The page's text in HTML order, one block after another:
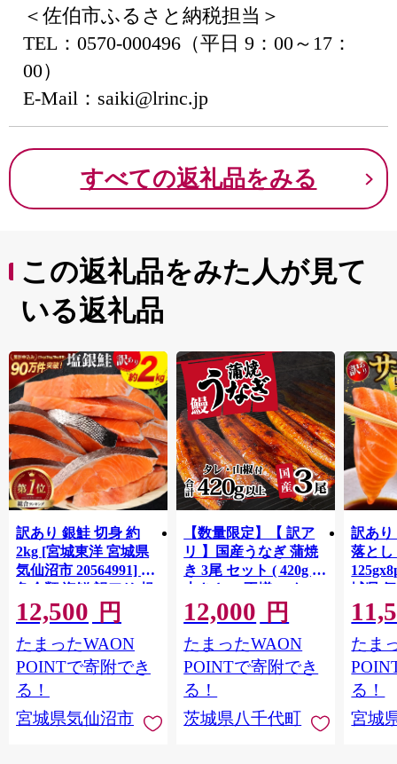
＜佐伯市ふるさと納税担当＞
TEL：0570-000496（平日 9：00～17：
00）
E-Mail：saiki@lrinc.jp
すべての返礼品をみる
この返礼品をみた人が見て
いる返礼品
訳あり 銀鮭 切身 約
2kg [宮城東洋 宮城県
気仙沼市 20564991] 鮭
魚介類 海鮮 訳アリ 規
格外 不揃い さけ サケ
鮭切身 シャケ 切り身
冷凍 家庭用 おかず 弁
当 支援 サーモン 銀鮭
切り身 魚 わけあり
12,500 円
たまったWAON
POINTで寄附でき
る！
宮城県気仙沼市
【数量限定】【 訳ア
リ 】国産うなぎ 蒲焼
き 3尾 セット ( 420g )
大きさ の不揃い タ
レ・山椒付き ウナギ
鰻 ふぞろい 不揃い う
な重 ひつまぶし 人気
茨城 八千代町 ふるさ
と納税 冷凍 [SF951ya]
12,000 円
たまったWAON
POINTで寄附でき
る！
茨城県八千代町
訳あり
落とし
城県
お刺し
生 生
鮭 銀
介
たま
る！
宮城